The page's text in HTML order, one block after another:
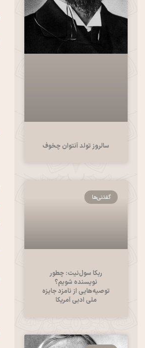
سالروز تولد آنتوان چخوف
گفتنی‌ها
ربکا سول‌نیت: چطور
نویسنده شویم؟
توصیه‌هایی از نامزد جایزه
ملی ادبی آمریکا